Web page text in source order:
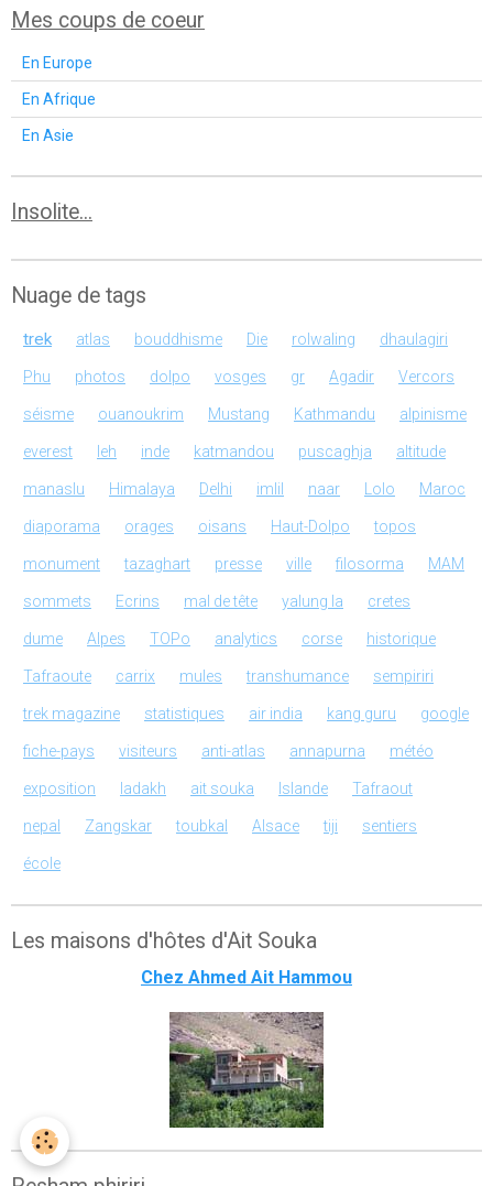
Mes coups de coeur
En Europe
En Afrique
En Asie
Insolite...
Nuage de tags
trek atlas bouddhisme Die rolwaling dhaulagiri
Phu photos dolpo vosges gr Agadir Vercors
séisme ouanoukrim Mustang Kathmandu alpinisme
everest leh inde katmandou puscaghja altitude
manaslu Himalaya Delhi imlil naar Lolo Maroc
diaporama orages oisans Haut-Dolpo topos
monument tazaghart presse ville filosorma MAM
sommets Ecrins mal de tête yalung la cretes
dume Alpes TOPo analytics corse historique
Tafraoute carrix mules transhumance sempiriri
trek magazine statistiques air india kang guru google
fiche-pays visiteurs anti-atlas annapurna météo
exposition ladakh ait souka Islande Tafraout
nepal Zangskar toubkal Alsace tiji sentiers
école
Les maisons d'hôtes d'Ait Souka
Chez Ahmed Ait Hammou